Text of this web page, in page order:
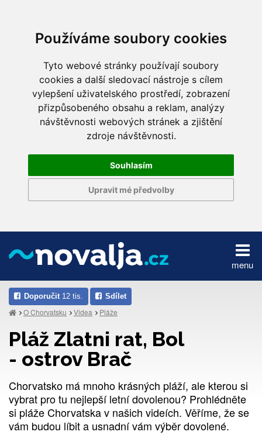
Používáme soubory cookies
Tyto webové stránky používají soubory
cookies a další sledovací nástroje s cílem
vylepšení uživatelského prostředí, zobrazení
přizpůsobeného obsahu a reklam, analýzy
návštěvnosti webových stránek a zjištění
zdroje návštěvnosti.
Souhlasím
Upravit mé předvolby
menu
Doporučit 12 tis. Sdílet
O Chorvatsku Videa Pláže
Pláž Zlatni rat, Bol
- ostrov Brač
Chorvatsko má mnoho krásných pláží, ale kterou si
vybrat pro tu nejlepší letní dovolenou? Prohlédněte
si pláže Chorvatska v našich videích. Věříme, že se
vám budou líbit a usnadní vám výběr dovolené.